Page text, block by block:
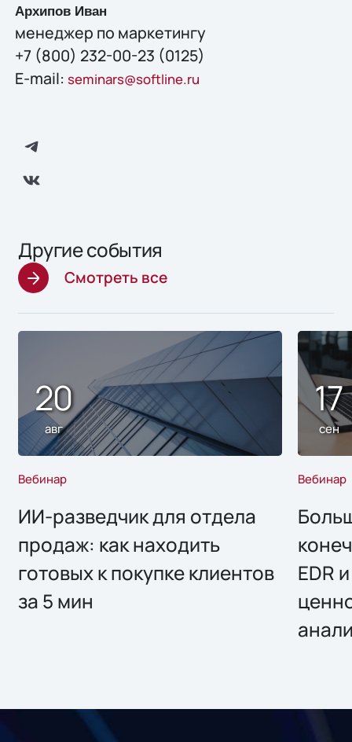
Архипов Иван
менеджер по маркетингу
+7 (800) 232-00-23 (0125)
E-mail: seminars@softline.ru
Другие события
Смотреть все
20
авг
Вебинар
ИИ-разведчик для отдела
продаж: как находить
готовых к покупке клиентов
за 5 мин
17
сен
Вебинар
EDR